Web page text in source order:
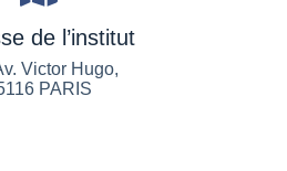
de l’institut
Victor Hugo,
PARIS